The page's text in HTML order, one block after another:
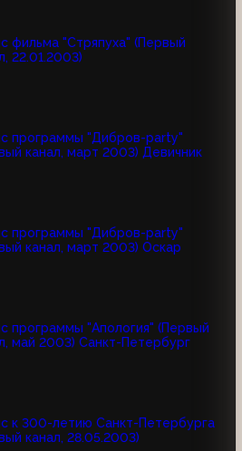
фильма "Стряпуха" (Первый
22.01.2003)
программы "Дибров-party"
канал, март 2003) Девичник
программы "Дибров-party"
канал, март 2003) Оскар
программы "Апология" (Первый
май 2003) Cанкт-Петербург
к 300-летию Санкт-Петербурга
канал, 28.05.2003)